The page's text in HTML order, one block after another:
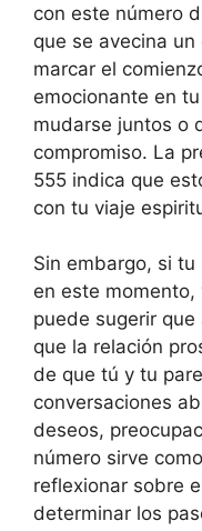
con este número
que se avecina
marcar el
emocionante en
mudarse juntos o
compromiso. La
555 indica que
con tu viaje
Sin embargo, si
en este
puede sugerir
que la relación
de que tú y tu
conversaciones
deseos,
número sirve
reflexionar sobre
determinar los